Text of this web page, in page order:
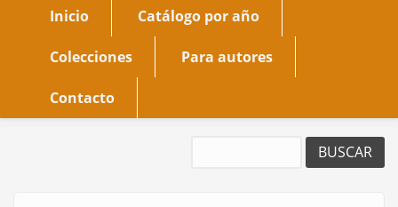
Main
navigation
Inicio Catálogo por año
Colecciones Para autores
Contacto